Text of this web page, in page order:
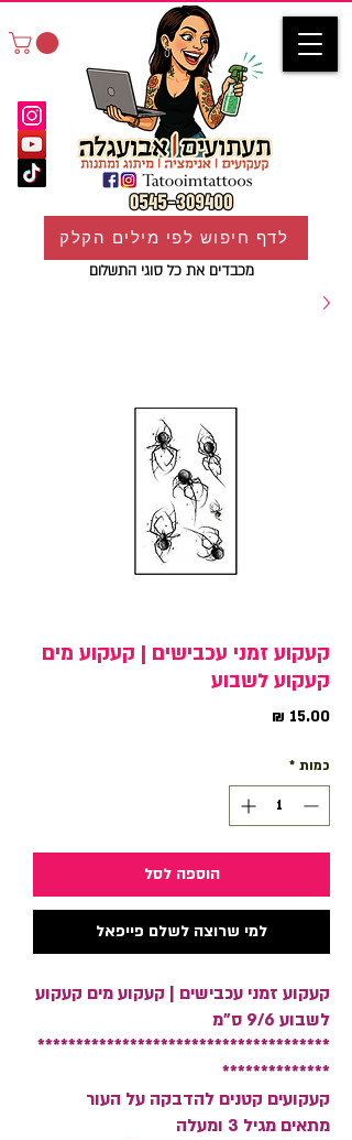
מכבדים את כל סוגי התשלום
לדף חיפוש לפי מילים הקלק
קעקוע זמני עכבישים | קעקוע מים
קעקוע לשבוע
כמות *
הוספה לסל
למי שרוצה לשלם פייפאל
קעקוע זמני עכבישים | קעקוע מים קעקוע
לשבוע 9/6 ס"מ
**************************************
**************
קעקועים קטנים להדבקה על העור
מתאים מגיל 3 ומעלה